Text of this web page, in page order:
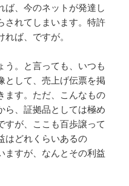
ば、今のネットが発達し
されてしまいます。特許
ば、ですが。
う。と言っても、いつも
として、売上げ伝票を掲
ます。ただ、こんなもの
ら、証拠品としては極め
すが、ここも百歩譲って
はどれくらいあるの
すが、なんとその利益